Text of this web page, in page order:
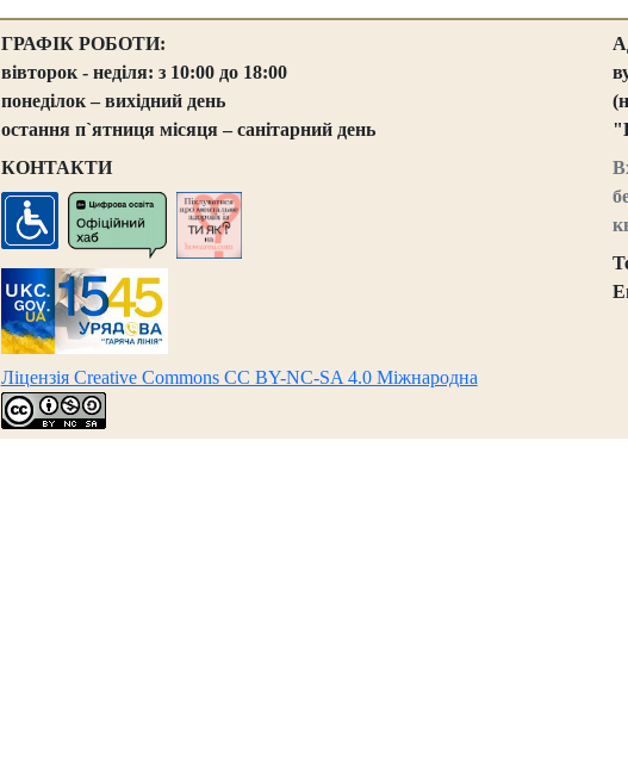
ГРАФІК РОБОТИ:
вівторок - неділя: з 10:00 до 18:00
понеділок – вихідний день
остання п`ятниця місяця – санітарний день
КОНТАКТИ
Ліцензія Creative Commons CC BY-NC-SA 4.0 Міжнародна